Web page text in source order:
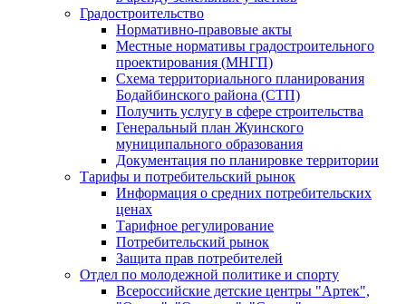
Градостроительство
Нормативно-правовые акты
Местные нормативы градостроительного
проектирования (МНГП)
Схема территориального планирования
Бодайбинского района (СТП)
Получить услугу в сфере строительства
Генеральный план Жуинского
муниципального образования
Документация по планировке территории
Тарифы и потребительский рынок
Информация о средних потребительских
ценах
Тарифное регулирование
Потребительский рынок
Защита прав потребителей
Отдел по молодежной политике и спорту
Всероссийские детские центры "Артек",